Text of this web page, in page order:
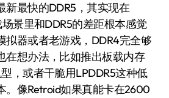
新最快的DDR5，其实现在
景里和DDR5的差距根本感觉
拟器或者老游戏，DDR4完全够
在想办法，比如推出板载内存
，或者干脆用LPDDR5这种低
。像Retroid如果真能卡在2600